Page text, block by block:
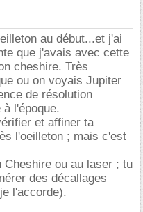
au début...et j'ai
que j'avais avec cette
cheshire. Très
ou on voyais Jupiter
de résolution
l'époque.
et affiner ta
l'oeilleton ; mais c'est
ou au laser ; tu
des décallages
l'accorde).